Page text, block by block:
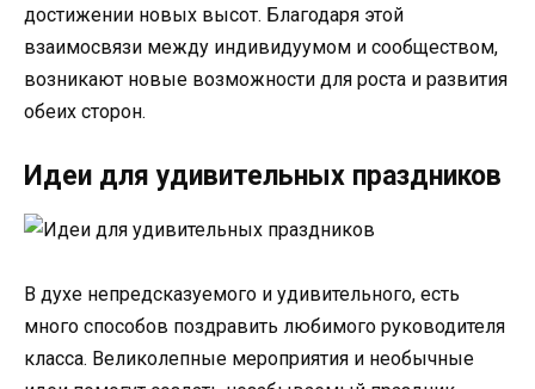
достижении новых высот. Благодаря этой
взаимосвязи между индивидуумом и сообществом,
возникают новые возможности для роста и развития
обеих сторон.
Идеи для удивительных праздников
В духе непредсказуемого и удивительного, есть
много способов поздравить любимого руководителя
класса. Великолепные мероприятия и необычные